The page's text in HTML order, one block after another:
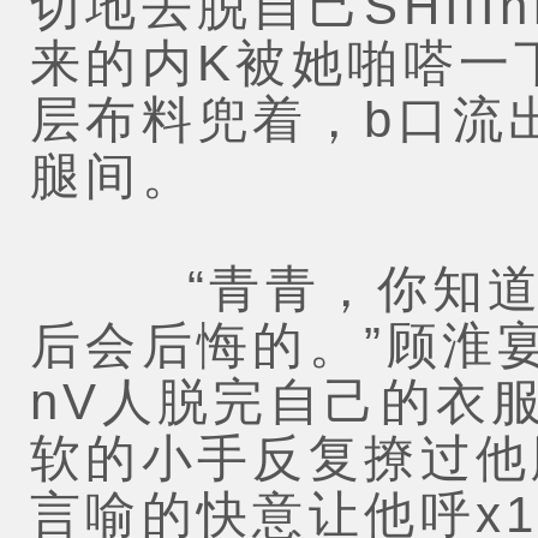
来的内K被她啪嗒一
层布料兜着，b口流
腿间。
“青青，你知道
后会后悔的。”顾淮
nV人脱完自己的衣
软的小手反复撩过
言喻的快意让他呼